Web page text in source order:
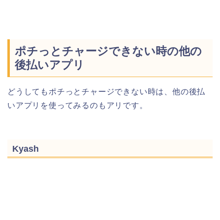
ポチっとチャージできない時の他の
後払いアプリ
どうしてもポチっとチャージできない時は、他の後払
いアプリを使ってみるのもアリです。
Kyash